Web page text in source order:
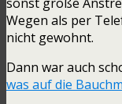
Wegen als per
nicht gewohnt.
Dann war auch
was auf die